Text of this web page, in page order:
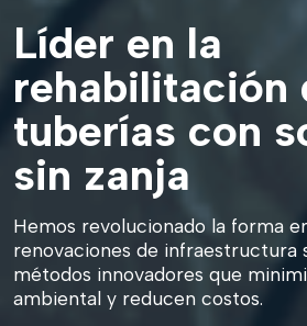
Líder en la
rehabilitación
tuberías con
sin zanja
Hemos revolucionado la forma
renovaciones de infraestructura
métodos innovadores que
ambiental y reducen costos.